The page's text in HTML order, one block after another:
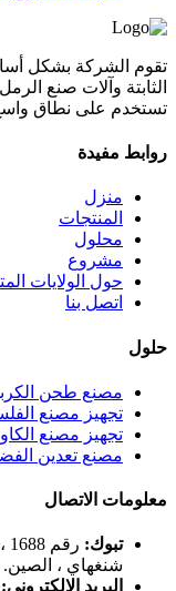
تقوم الشركة بشكل
الثابتة وآلات صنع
تستخدم على نطاق
روابط مفيدة
منزل
المنتجات
محلول
مشروع
حول الولايات
اتصل بنا
حلول
مصنع طحن
تجهيز مصنع
تجهيز مصنع
مصنع تعدين
معلومات الاتصال
تبوك:
شنغهاي ، الصين.
البريد الإلكتروني: